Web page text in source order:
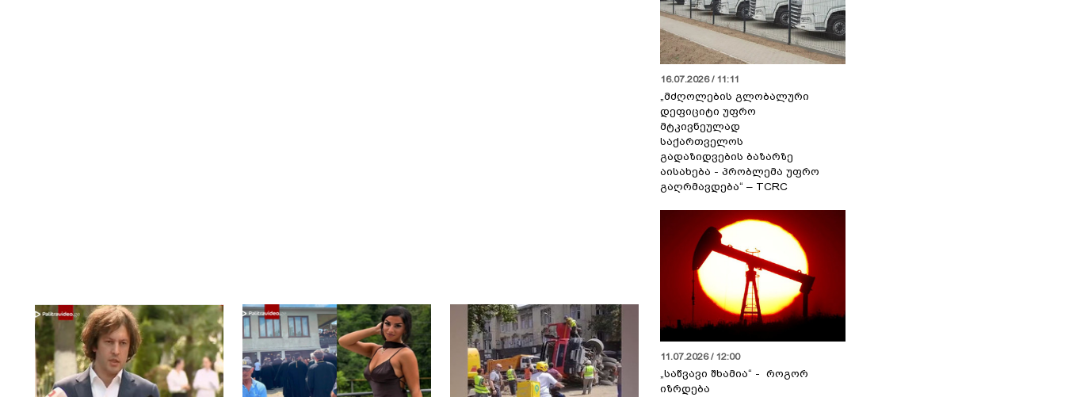
16.07.2026 / 11:11
„მძღოლების გლობალური
დეფიციტი უფრო
მტკივნეულად
საქართველოს
გადაზიდვების ბაზარზე
აისახება - პრობლემა უფრო
გაღრმავდება“ – TCRC
11.07.2026 / 12:00
„საწვავი შხამია“ - როგორ
იზრდება